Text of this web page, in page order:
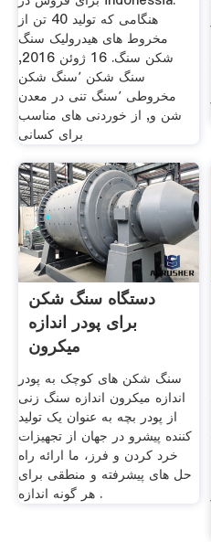
هنگامی که تولید 40 تن از
مخروط های هیدرولیک سنگ
شکن سنگ. 16 ژوئن 2016,
سنگ شکن ٬سنگ شکن
مخروطی ٬سنگ تنی در معدن
شن و, از خوردنی های مناسب
برای کسانی
دستگاه سنگ شکن
برای پودر اندازه
میکرون
سنگ شکن های کوچک به پودر
اندازه میکرون اندازه سنگ زنی
از پودر بچه به عنوان یک تولید
کننده پیشرو در جهان از تجهیزات
خرد کردن و فرز، ما ارائه راه
حل های پیشرفته و منطقی برای
هر گونه اندازه .